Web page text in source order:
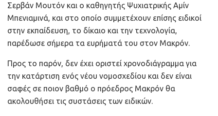
Σερβάν Μουτόν και ο καθηγητής Ψυχιατρικής Αμίν
Μπενιαμινά, και στο οποίο συμμετέχουν επίσης ειδικοί
στην εκπαίδευση, το δίκαιο και την τεχνολογία,
παρέδωσε σήμερα τα ευρήματά του στον Μακρόν.
Προς το παρόν, δεν έχει οριστεί χρονοδιάγραμμα για
την κατάρτιση ενός νέου νομοσχεδίου και δεν είναι
σαφές σε ποιον βαθμό ο πρόεδρος Μακρόν θα
ακολουθήσει τις συστάσεις των ειδικών.